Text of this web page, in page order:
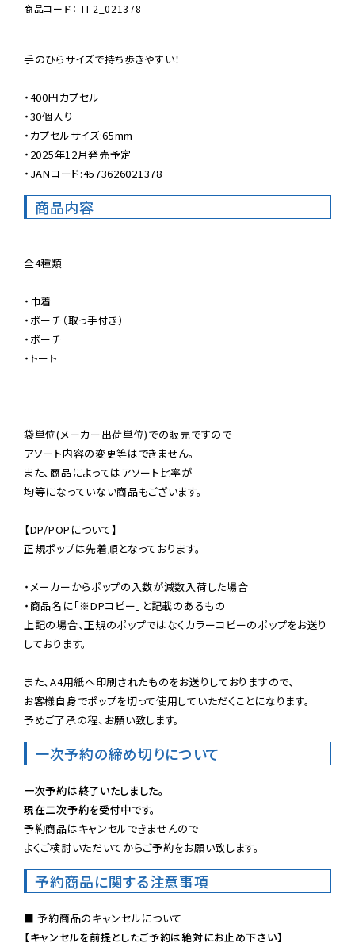
商品コード： TI-2_021378
手のひらサイズで持ち歩きやすい！
・400円カプセル
・30個入り
・カプセルサイズ:65mm
・2025年12月発売予定
・JANコード:4573626021378
商品内容
全4種類
・巾着
・ポーチ（取っ手付き）
・ポーチ
・トート
袋単位(メーカー出荷単位)での販売ですので
アソート内容の変更等はできません。
また、商品によってはアソート比率が
均等になっていない商品もございます。
【DP/POPについて】
正規ポップは先着順となっております。
・メーカーからポップの入数が減数入荷した場合
・商品名に「※DPコピー」と記載のあるもの
上記の場合、正規のポップではなくカラーコピーのポップをお送り
しております。
また、A4用紙へ印刷されたものをお送りしておりますので、
お客様自身でポップを切って使用していただくことになります。
予めご了承の程、お願い致します。
一次予約の締め切りについて
一次予約は終了いたしました。
現在二次予約を受付中です。
予約商品はキャンセルできませんので
よくご検討いただいてからご予約をお願い致します。
予約商品に関する注意事項
【キャンセルを前提としたご予約は絶対にお止め下さい】